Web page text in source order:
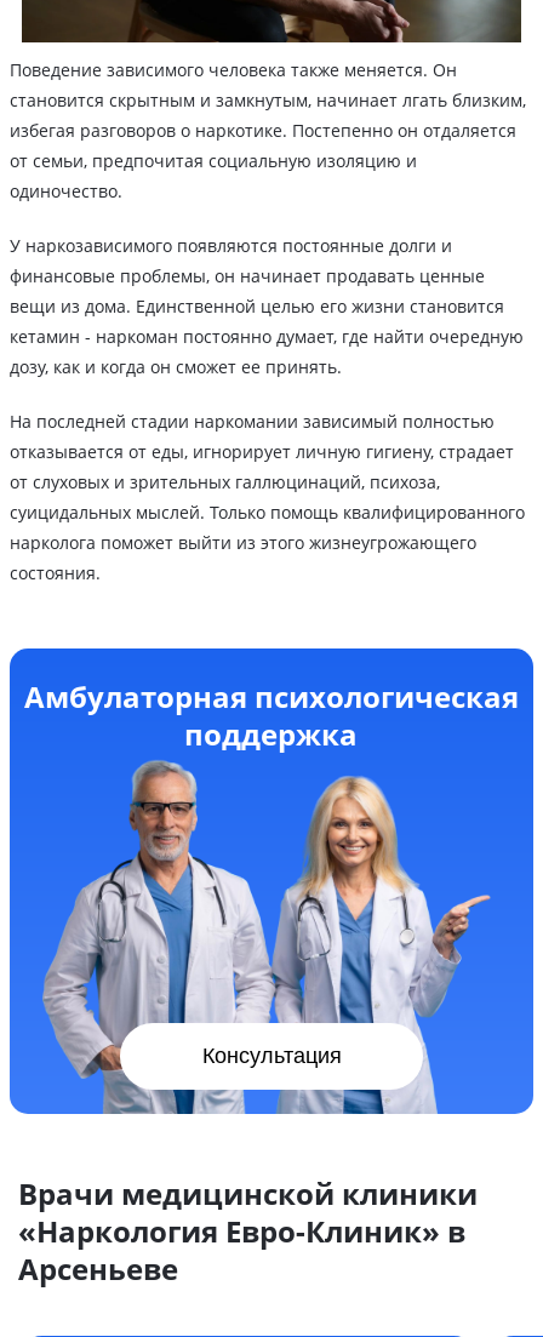
Поведение зависимого человека также меняется. Он
становится скрытным и замкнутым, начинает лгать близким,
избегая разговоров о наркотике. Постепенно он отдаляется
от семьи, предпочитая социальную изоляцию и
одиночество.
У наркозависимого появляются постоянные долги и
финансовые проблемы, он начинает продавать ценные
вещи из дома. Единственной целью его жизни становится
кетамин - наркоман постоянно думает, где найти очередную
дозу, как и когда он сможет ее принять.
На последней стадии наркомании зависимый полностью
отказывается от еды, игнорирует личную гигиену, страдает
от слуховых и зрительных галлюцинаций, психоза,
суицидальных мыслей. Только помощь квалифицированного
нарколога поможет выйти из этого жизнеугрожающего
состояния.
Амбулаторная психологическая
поддержка
Консультация
Врачи медицинской клиники
«Наркология Евро-Клиник» в
Арсеньеве